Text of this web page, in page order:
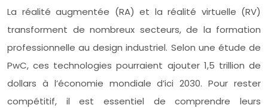
La réalité augmentée (RA) et la réalité virtuelle (RV)
transforment de nombreux secteurs, de la formation
professionnelle au design industriel. Selon une étude de
PwC, ces technologies pourraient ajouter 1,5 trillion de
dollars à l’économie mondiale d’ici 2030. Pour rester
compétitif, il est essentiel de comprendre leurs